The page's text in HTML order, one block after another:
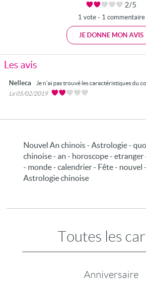
2/5
1 vote - 1 commentaire
JE DONNE MON AVIS
Les avis
Nelleca
Je n'ai pas trouvé les caractéristiques du
Le 05/02/2019
Nouvel An chinois - Astrologie -
chinoise - an - horoscope - etranger
- monde - calendrier - Fête - nouvel
Astrologie chinoise
Toutes les
Anniversaire